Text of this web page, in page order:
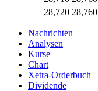
28,720 28,760
Nachrichten
Analysen
Kurse
Chart
Xetra-Orderbuch
Dividende